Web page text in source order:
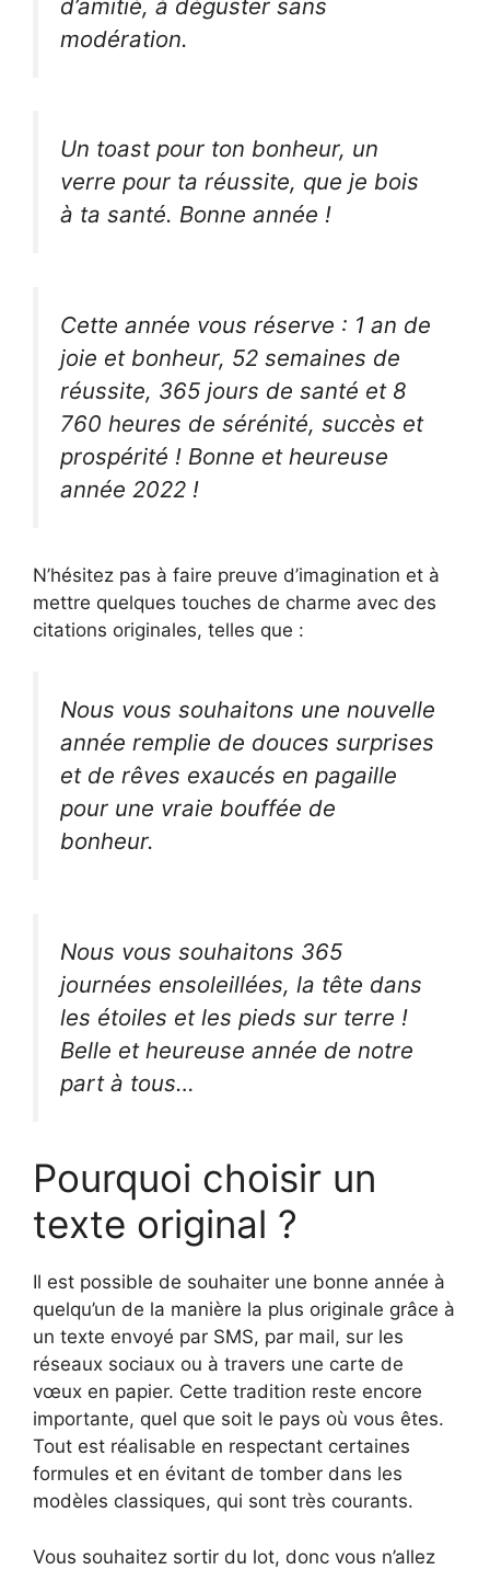
d’amitié, à déguster sans
modération.
Un toast pour ton bonheur, un
verre pour ta réussite, que je bois
à ta santé. Bonne année !
Cette année vous réserve : 1 an de
joie et bonheur, 52 semaines de
réussite, 365 jours de santé et 8
760 heures de sérénité, succès et
prospérité ! Bonne et heureuse
année 2022 !
N’hésitez pas à faire preuve d’imagination et à
mettre quelques touches de charme avec des
citations originales, telles que :
Nous vous souhaitons une nouvelle
année remplie de douces surprises
et de rêves exaucés en pagaille
pour une vraie bouffée de
bonheur.
Nous vous souhaitons 365
journées ensoleillées, la tête dans
les étoiles et les pieds sur terre !
Belle et heureuse année de notre
part à tous…
Pourquoi choisir un
texte original ?
Il est possible de souhaiter une bonne année à
quelqu’un de la manière la plus originale grâce à
un texte envoyé par SMS, par mail, sur les
réseaux sociaux ou à travers une carte de
vœux en papier. Cette tradition reste encore
importante, quel que soit le pays où vous êtes.
Tout est réalisable en respectant certaines
formules et en évitant de tomber dans les
modèles classiques, qui sont très courants.
Vous souhaitez sortir du lot, donc vous n’allez